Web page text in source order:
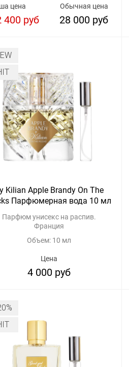
Обычная цена
28 000 руб
цена
400 руб
Kilian Apple Brandy On The
Парфюмерная вода 10 мл
Парфюм унисекс на распив.
Франция
Объем: 10 мл
Цена
4 000 руб